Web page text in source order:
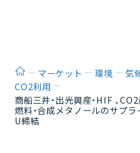
ホームマーケット 環境 気
CO2利用
商船三井・出光興産・HIF 、
燃料・合成メタノールのサプ
U締結